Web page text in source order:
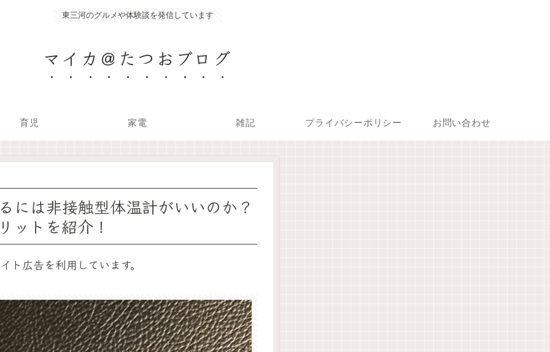
東三河のグルメや体験談を発信しています
マイカ＠たつおブログ
育児 家電 雑記 プライバシーポリシー お問い合わせ
には非接触型体温計がいいのか？
ットを紹介！
ト広告を利用しています。